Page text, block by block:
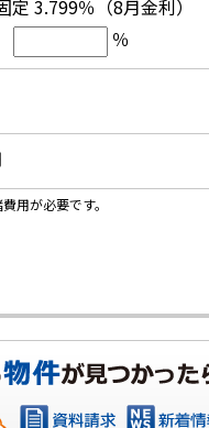
3.799％（8月金利）
％
用が必要です。